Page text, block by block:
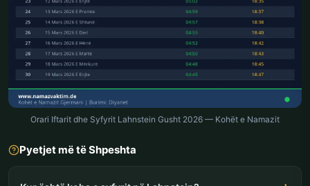
Orari Iftarit dhe Syfyrit Lahnstein Gusht 2026 — Kohët e Namazit
Pyetjet më të Shpeshta